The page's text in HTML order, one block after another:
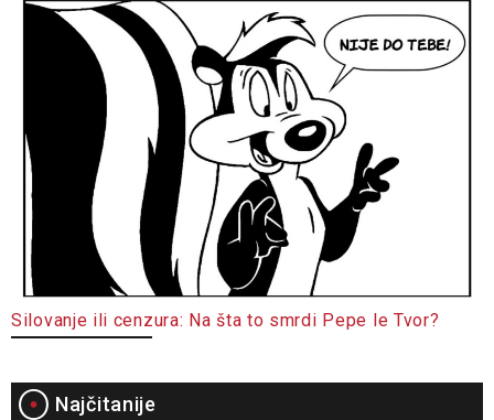
Silovanje ili cenzura: Na šta to smrdi Pepe le Tvor?
Najčitanije